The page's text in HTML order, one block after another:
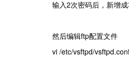
输入2次密码后，新增
然后编辑ftp配置文件
vi /etc/vsftpd/